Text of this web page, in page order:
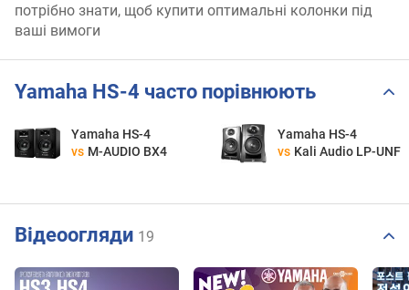
потрібно знати, щоб купити оптимальні колонки під
ваші вимоги
Yamaha HS-4 часто порівнюють
Yamaha HS-4
vs M-AUDIO BX4
Yamaha HS-4
vs Kali Audio LP-UNF
Відеоогляди 19